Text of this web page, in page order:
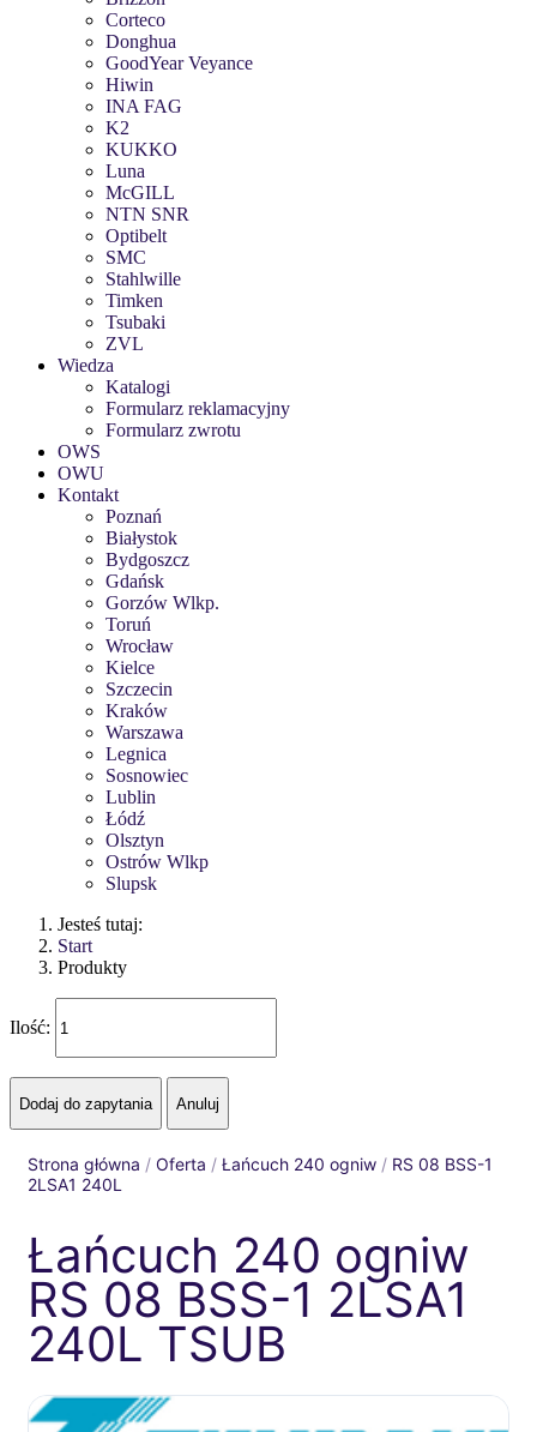
Corteco
Donghua
GoodYear Veyance
Hiwin
INA FAG
K2
KUKKO
Luna
McGILL
NTN SNR
Optibelt
SMC
Stahlwille
Timken
Tsubaki
ZVL
Wiedza
Katalogi
Formularz reklamacyjny
Formularz zwrotu
OWS
OWU
Kontakt
Poznań
Białystok
Bydgoszcz
Gdańsk
Gorzów Wlkp.
Toruń
Wrocław
Kielce
Szczecin
Kraków
Warszawa
Legnica
Sosnowiec
Lublin
Łódź
Olsztyn
Ostrów Wlkp
Slupsk
Jesteś tutaj:
Start
Produkty
Ilość:
Strona główna / Oferta / Łańcuch 240 ogniw / RS 08 BSS-1
2LSA1 240L
Łańcuch 240 ogniw
RS 08 BSS-1 2LSA1
240L TSUB